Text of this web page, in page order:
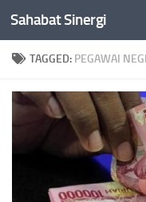
Skip to content
Sahabat Sinergi
TAGGED: PEGAWAI